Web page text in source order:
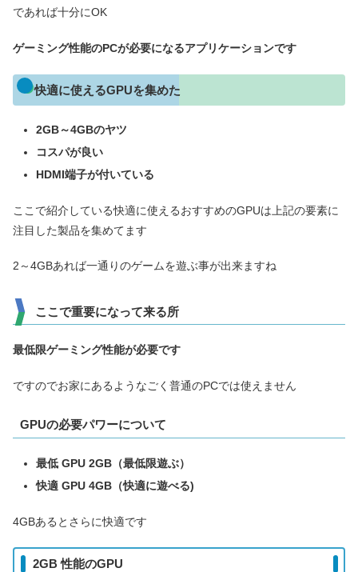
であれば十分にOK
ゲーミング性能のPCが必要になるアプリケーションです
快適に使えるGPUを集めた
2GB～4GBのヤツ
コスパが良い
HDMI端子が付いている
ここで紹介している快適に使えるおすすめのGPUは上記の要素に
注目した製品を集めてます
2～4GBあれば一通りのゲームを遊ぶ事が出来ますね
ここで重要になって来る所
最低限ゲーミング性能が必要です
ですのでお家にあるようなごく普通のPCでは使えません
GPUの必要パワーについて
最低 GPU 2GB（最低限遊ぶ）
快適 GPU 4GB（快適に遊べる)
4GBあるとさらに快適です
2GB 性能のGPU